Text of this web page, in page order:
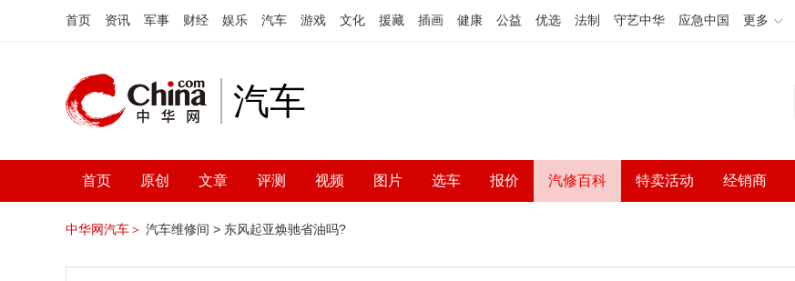
首页 资讯 军事 财经 娱乐 汽车 游戏 文化 援藏 插画 健康 公益 优选 法制 守艺中华 应急中国 更多
汽车
首页 原创 文章 评测 视频 图片 选车 报价 汽修百科 特卖活动 经销商
中华网汽车＞ 汽车维修间 > 东风起亚焕驰省油吗?